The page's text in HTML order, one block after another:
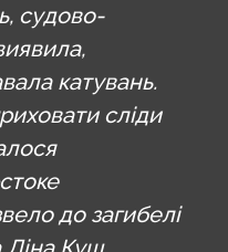
судово-
катувань.
сліди
до загибелі